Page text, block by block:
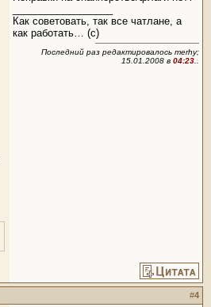
Как советовать, так все чатлане, а
как работать… (с)
Последний раз редактировалось merhy;
15.01.2008 в 04:23
#4